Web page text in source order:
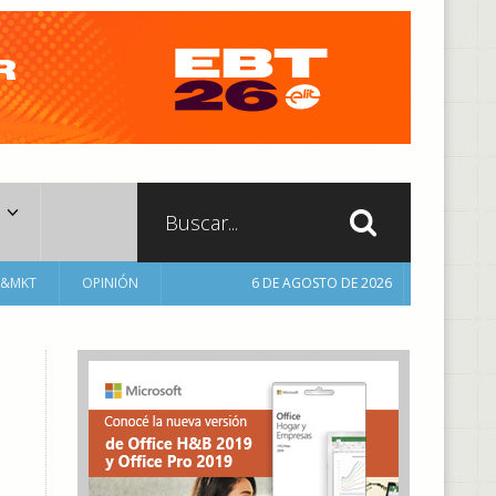
OPINIÓN 6 DE AGOSTO DE 2026